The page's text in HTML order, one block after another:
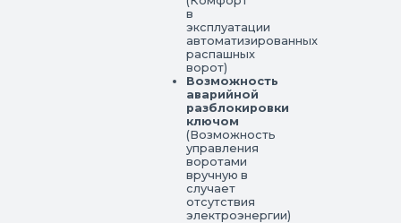
в
эксплуатации
автоматизированных
распашных
ворот)
Возможность
аварийной
разблокировки
ключом
(Возможность
управления
воротами
вручную в
случает
отсутствия
электроэнергии)